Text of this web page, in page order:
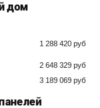
дом
1 288 420 руб
2 648 329 руб
3 189 069 руб